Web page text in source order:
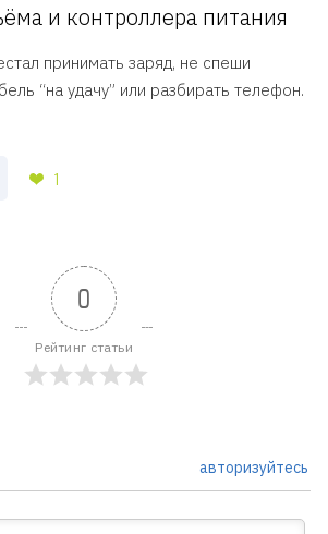
и контроллера питания
принимать заряд, не спеши
“на удачу” или разбирать телефон.
1
0
Рейтинг статьи
авторизуйтесь